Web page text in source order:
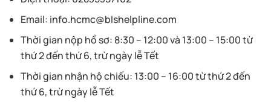
Email: info.hcmc@blshelpline.com
Thời gian nộp hồ sơ: 8:30 – 12:00 và 13:00 – 15:00 từ
thứ 2 đến thứ 6, trừ ngày lễ Tết
Thời gian nhận hộ chiếu: 13:00 – 16:00 từ thứ 2 đến
thứ 6, trừ ngày lễ Tết